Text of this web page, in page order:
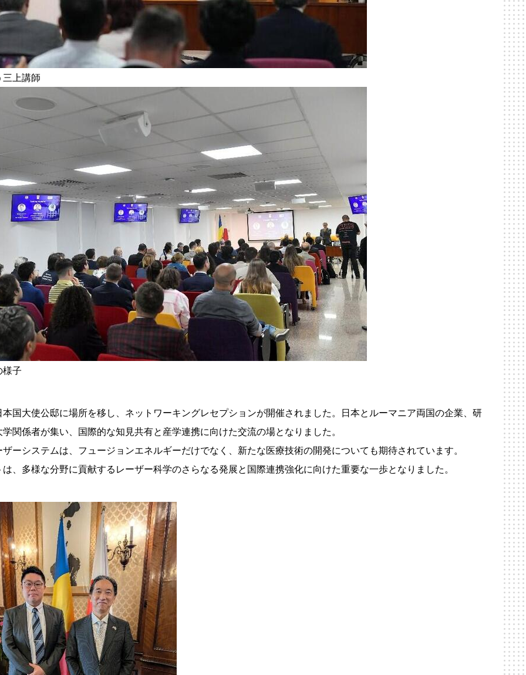
上講師
子
国大使公邸に場所を移し、ネットワーキングレセプションが開催されました。日本とルーマニア両国の企業、研
関係者が集い、国際的な知見共有と産学連携に向けた交流の場となりました。
ーシステムは、フュージョンエネルギーだけでなく、新たな医療技術の開発についても期待されています。
、多様な分野に貢献するレーザー科学のさらなる発展と国際連携強化に向けた重要な一歩となりました。